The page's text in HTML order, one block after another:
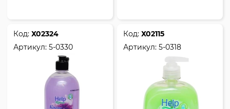
Код:Х02324
Артикул:5-0330
Код:Х02115
Артикул:5-0318